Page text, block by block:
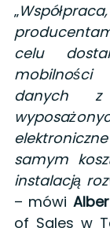
„
celu
danych z
samym
instalacją
– mówi
of Sales w